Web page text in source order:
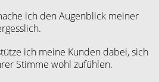
ich den Augenblick meiner
ich meine Kunden dabei, sich
Stimme wohl zufühlen.